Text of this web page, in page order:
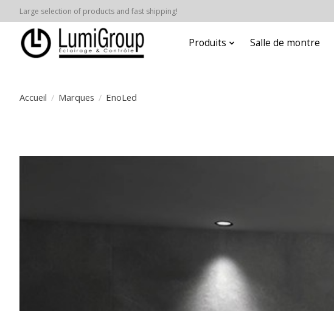
Large selection of products and fast shipping!
Produits Salle de montre
Accueil / Marques / EnoLed